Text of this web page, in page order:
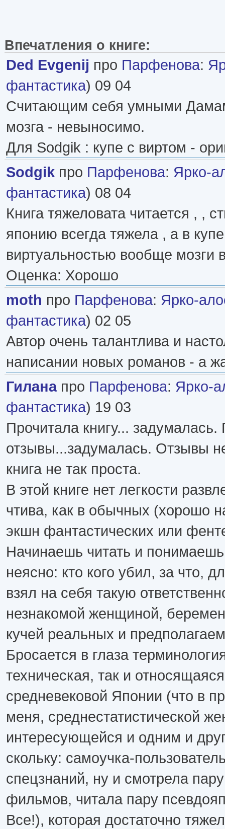
Впечатления о книге:
Ded Evgenij про Парфенова:
фантастика) 09 04
Считающим себя умными
мозга - невыносимо.
Для Sodgik : купе с виртом -
Sodgik про Парфенова: Ярко-
фантастика) 08 04
Книга тяжеловата читается , ,
японию всегда тяжела , а в
виртуальностью вообще мозги
Оценка: Хорошо
moth про Парфенова: Ярко-
фантастика) 02 05
Автор очень талантлива и
написании новых романов - а
Гиланапро Парфенова: Ярко-
фантастика) 19 03
Прочитала книгу... задумалась.
отзывы...задумалась. Отзывы
книга не так проста.
В этой книге нет легкости
чтива, как в обычных (хорошо
экшн фантастических или
Начинаешь читать и понимаешь
неясно: кто кого убил, за что,
взял на себя такую
незнакомой женщиной,
кучей реальных и
Бросается в глаза
техническая, так и
средневековой Японии (что в
меня, среднестатистической
интересующейся и одним и
скольку: самоучка-
спецзнаний, ну и смотрела
фильмов, читала пару
Все!), которая достаточно